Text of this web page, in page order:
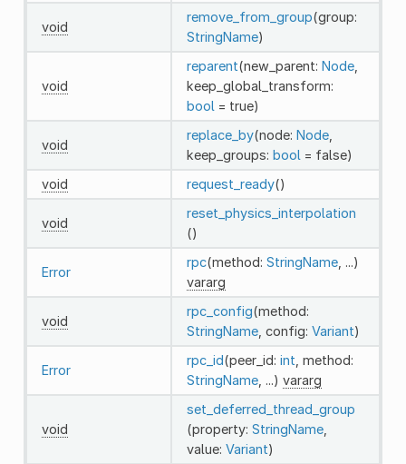
void
remove_from_group(group:
StringName)
void
reparent(new_parent: Node,
keep_global_transform:
bool = true)
void
replace_by(node: Node,
keep_groups: bool = false)
void
request_ready()
void
reset_physics_interpolation
()
Error
rpc(method: StringName, ...)
vararg
void
rpc_config(method:
StringName, config: Variant)
Error
rpc_id(peer_id: int , method:
StringName, ...) vararg
void
set_deferred_thread_group
(property: StringName,
value: Variant)